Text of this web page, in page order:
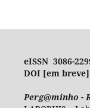
eISSN 3086-
DOI [em breve]
Perg@minho -